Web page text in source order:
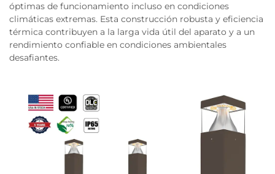
óptimas de funcionamiento incluso en condiciones
climáticas extremas. Esta construcción robusta y eficiencia
térmica contribuyen a la larga vida útil del aparato y a un
rendimiento confiable en condiciones ambientales
desafiantes.